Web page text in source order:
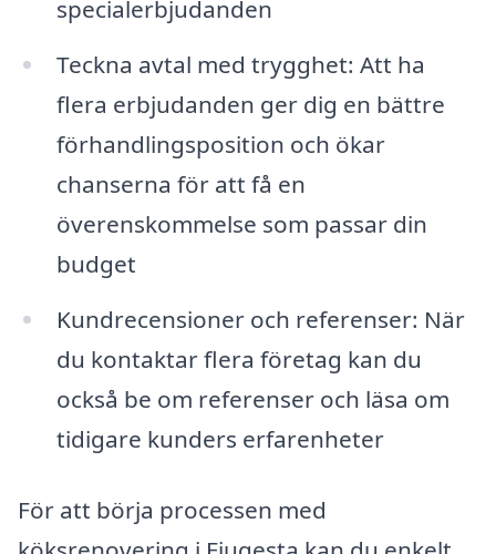
specialerbjudanden
Teckna avtal med trygghet: Att ha
flera erbjudanden ger dig en bättre
förhandlingsposition och ökar
chanserna för att få en
överenskommelse som passar din
budget
Kundrecensioner och referenser: När
du kontaktar flera företag kan du
också be om referenser och läsa om
tidigare kunders erfarenheter
För att börja processen med